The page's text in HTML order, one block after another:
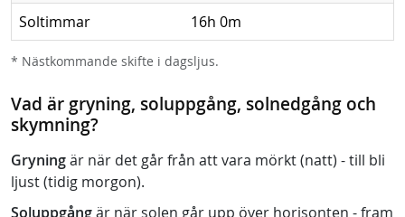
Soltimmar 16h 0m
* Nästkommande skifte i dagsljus.
Vad är gryning, soluppgång, solnedgång och
skymning?
Gryningär när det går från att vara mörkt (natt) - till bli
ljust (tidig morgon).
Soluppgångär när solen går upp över horisonten - fram